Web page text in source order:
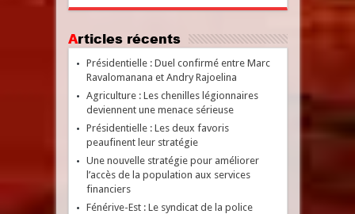
Articles récents
Présidentielle : Duel confirmé entre Marc
Ravalomanana et Andry Rajoelina
Agriculture : Les chenilles légionnaires
deviennent une menace sérieuse
Présidentielle : Les deux favoris
peaufinent leur stratégie
Une nouvelle stratégie pour améliorer
l’accès de la population aux services
financiers
Fénérive-Est : Le syndicat de la police